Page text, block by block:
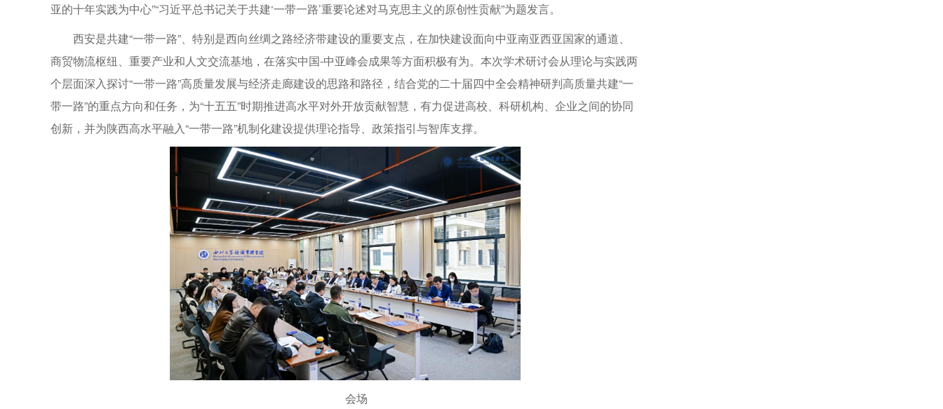
亚的十年实践为中心”“习近平总书记关于共建‘一带一路’重要论述对马克思主义的原创性贡献”为题发言。
西安是共建“一带一路”、特别是西向丝绸之路经济带建设的重要支点，在加快建设面向中亚南亚西亚国家的通道、
商贸物流枢纽、重要产业和人文交流基地，在落实中国-中亚峰会成果等方面积极有为。本次学术研讨会从理论与实践两
个层面深入探讨“一带一路”高质量发展与经济走廊建设的思路和路径，结合党的二十届四中全会精神研判高质量共建“一
带一路”的重点方向和任务，为“十五五”时期推进高水平对外开放贡献智慧，有力促进高校、科研机构、企业之间的协同
创新，并为陕西高水平融入“一带一路”机制化建设提供理论指导、政策指引与智库支撑。
会场